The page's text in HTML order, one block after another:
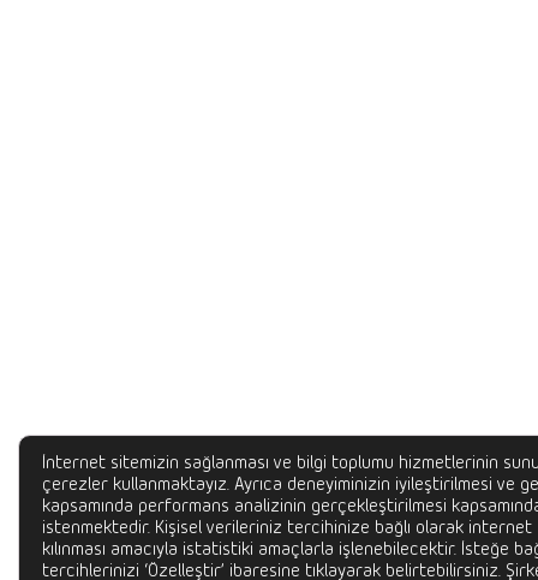
İnternet sitemizin sağlanması ve bilgi toplumu hizmetlerinin
çerezler kullanmaktayız. Ayrıca deneyiminizin iyileştirilmesi ve
kapsamında performans analizinin gerçekleştirilmesi
istenmektedir. Kişisel verileriniz tercihinize bağlı olarak internet
kılınması amacıyla istatistiki amaçlarla işlenebilecektir. İsteğe
tercihlerinizi ‘Özelleştir’ ibaresine tıklayarak belirtebilirsiniz.